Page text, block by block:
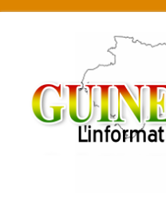
content